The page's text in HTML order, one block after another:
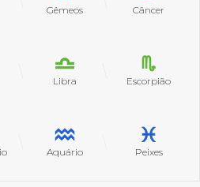
Gêmeos Câncer
Libra Escorpião
Aquário Peixes